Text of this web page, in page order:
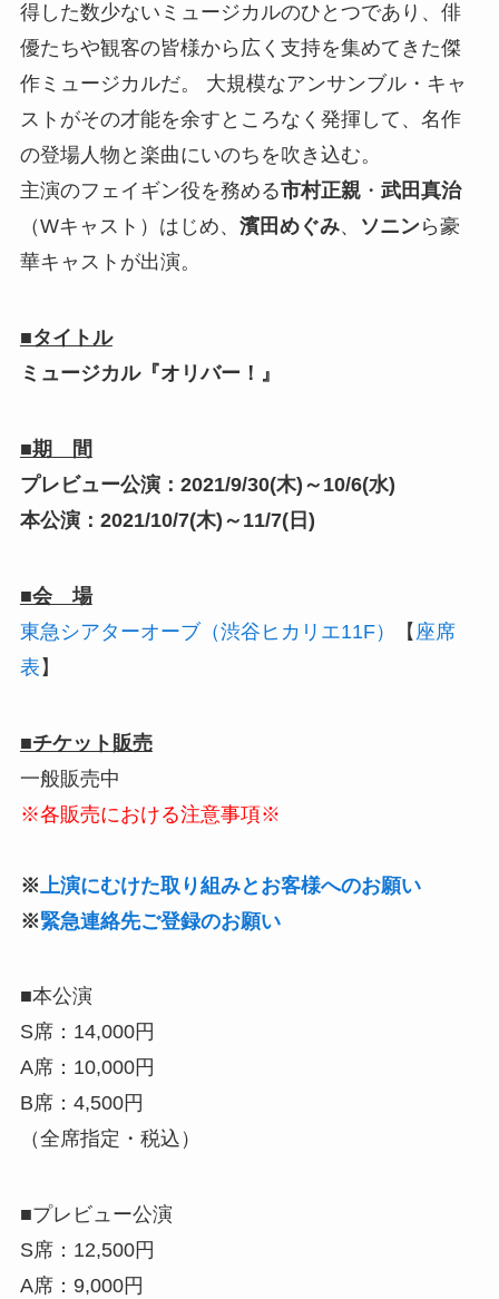
得した数少ないミュージカルのひとつであり、俳
優たちや観客の皆様から広く支持を集めてきた傑
作ミュージカルだ。 大規模なアンサンブル・キャ
ストがその才能を余すところなく発揮して、名作
の登場人物と楽曲にいのちを吹き込む。
主演のフェイギン役を務める市村正親・ 武田真治
（Wキャスト）はじめ、 濱田めぐみ、 ソニンら豪
華キャストが出演。
■タイトル
ミュージカル『オリバー！』
■期 間
プレビュー公演：2021/9/30(木)～10/6(水)
本公演：2021/10/7(木)～11/7(日)
■会 場
東急シアターオーブ（渋谷ヒカリエ11F）
【 座席
表 】
■チケット販売
一般販売中
※各販売における注意事項※
※ 上演にむけた取り組みとお客様へのお願い
※緊急連絡先ご登録のお願い
■本公演
S席：14,000円
A席：10,000円
B席：4,500円
（全席指定・税込）
■プレビュー公演
S席：12,500円
A席：9,000円